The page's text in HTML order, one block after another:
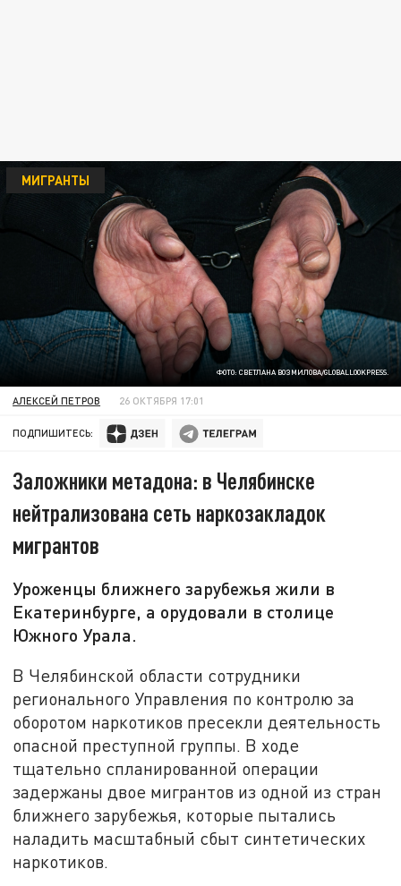
ФОТО: СВЕТЛАНА ВОЗМИЛОВА/GLOBALLOOKPRESS.
МИГРАНТЫ
АЛЕКСЕЙ ПЕТРОВ 26 ОКТЯБРЯ 17:01
ПОДПИШИТЕСЬ:
Заложники метадона: в Челябинске
нейтрализована сеть наркозакладок
мигрантов
Уроженцы ближнего зарубежья жили в
Екатеринбурге, а орудовали в столице
Южного Урала.
В Челябинской области сотрудники
регионального Управления по контролю за
оборотом наркотиков пресекли деятельность
опасной преступной группы. В ходе
тщательно спланированной операции
задержаны двое мигрантов из одной из стран
ближнего зарубежья, которые пытались
наладить масштабный сбыт синтетических
наркотиков.